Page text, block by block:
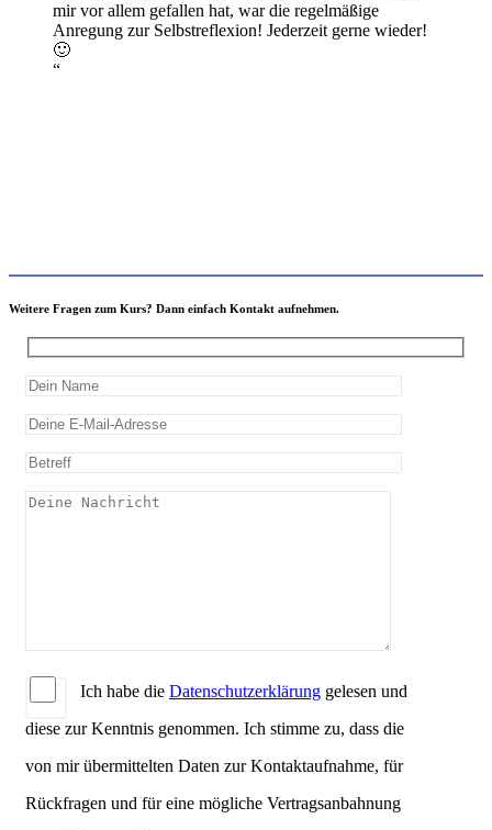
mir vor allem gefallen hat, war die regelmäßige
Anregung zur Selbstreflexion! Jederzeit gerne wieder!
🙂
“
Weitere Fragen zum Kurs? Dann einfach Kontakt aufnehmen.
Ich habe die Datenschutzerklärung gelesen und
diese zur Kenntnis genommen. Ich stimme zu, dass die
von mir übermittelten Daten zur Kontaktaufnahme, für
Rückfragen und für eine mögliche Vertragsanbahnung